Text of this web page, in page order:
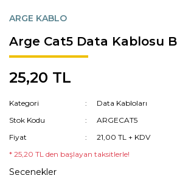
ARGE KABLO
Arge Cat5 Data Kablosu
25,20 TL
Kategori
Data Kabloları
Stok Kodu
ARGECAT5
Fiyat
21,00 TL + KDV
* 25,20 TL den başlayan taksitlerle!
Seçenekler